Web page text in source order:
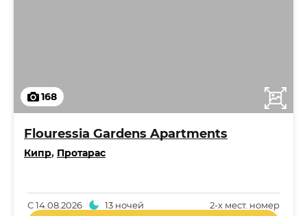
168
Flouressia Gardens Apartments
Кипр, Протарас
2-x мест. номер
С14.08.2026 13 ночей